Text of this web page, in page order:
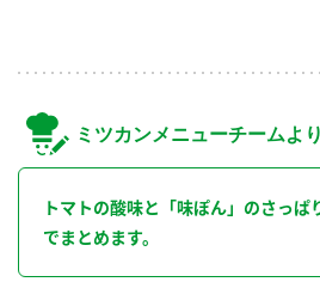
ミツカンメニューチームより
トマトの酸味と「味ぽん」のさっぱ
でまとめます。